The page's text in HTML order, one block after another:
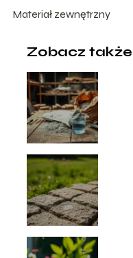
Materiał zewnętrzny
Zobacz